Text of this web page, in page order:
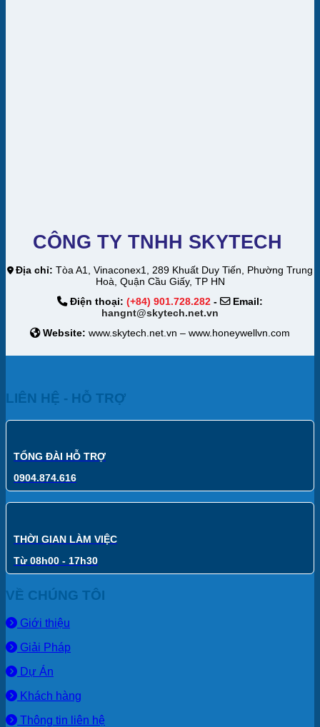
CÔNG TY TNHH SKYTECH
Địa chỉ: Tòa A1, Vinaconex1, 289 Khuất Duy Tiến, Phường Trung
Hoà, Quận Cầu Giấy, TP HN
Điện thoại: (+84) 901.728.282 -
Email:
hangnt@skytech.net.vn
Website: www.skytech.net.vn – www.honeywellvn.com
LIÊN HỆ - HỖ TRỢ
TỔNG ĐÀI HỖ TRỢ
0904.874.616
THỜI GIAN LÀM VIỆC
Từ 08h00 - 17h30
VỀ CHÚNG TÔI
Giới thiệu
Giải Pháp
Dự Án
Khách hàng
Thông tin liên hệ